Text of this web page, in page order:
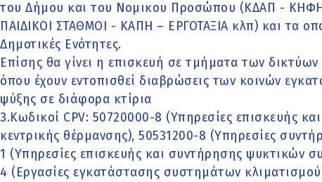
του Δήμου και του Νομικου Προσώπου (ΚΔΑΠ -
ΠΑΙΔΙΚΟΙ ΣΤΑΘΜΟΙ - ΚΑΠΗ – ΕΡΓΟΤΑΞΙΑ κλπ) και τα
Δημοτικές Ενότητες.
Επίσης θα γίνει η επισκευή σε τμήματα των
όπου έχουν εντοπισθεί διαβρώσεις των κοινών
ψύξης σε διάφορα κτίρια
3.Κωδικοί CPV: 50720000-8 (Υπηρεσίες επισκευής
κεντρικής θέρμανσης), 50531200-8 (Υπηρεσίες
1 (Υπηρεσίες επισκευής και συντήρησης ψυκτικών
4 (Εργασίες εγκατάστασης συστημάτων